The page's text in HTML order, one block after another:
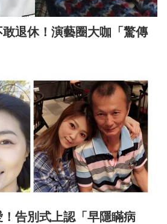
退休！演藝圈大咖「驚傳
告別式上認「早隱瞞病